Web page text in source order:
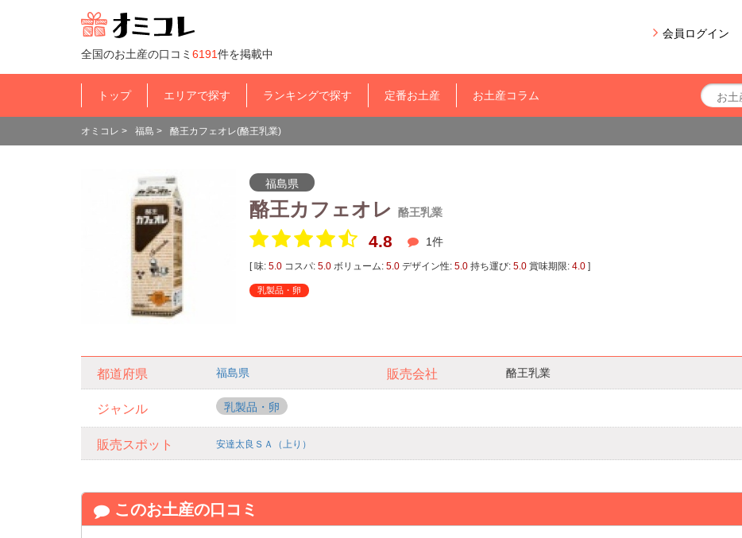
全国のお土産の口コミ 6191件を掲載中
会員ログイン
トップ エリアで探す ランキングで探す 定番お土産 お土産コラム
オミコレ > 福島 > 酪王カフェオレ(酪王乳業)
福島県
酪王カフェオレ 酪王乳業
4.8 1件
[ 味: 5.0コスパ: 5.0ボリューム: 5.0デザイン性: 5.0持ち運び: 5.0賞味期限: 4.0]
乳製品・卵
都道府県 福島県 販売会社 酪王乳業
ジャンル 乳製品・卵
販売スポット 安達太良ＳＡ（上り）
このお土産の口コミ